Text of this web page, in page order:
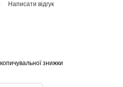
Написати відгук
знижки